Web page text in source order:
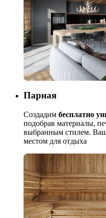
Парная
Создадим бесплатно
подобрав материалы,
выбранным стилем.
местом для отдыха